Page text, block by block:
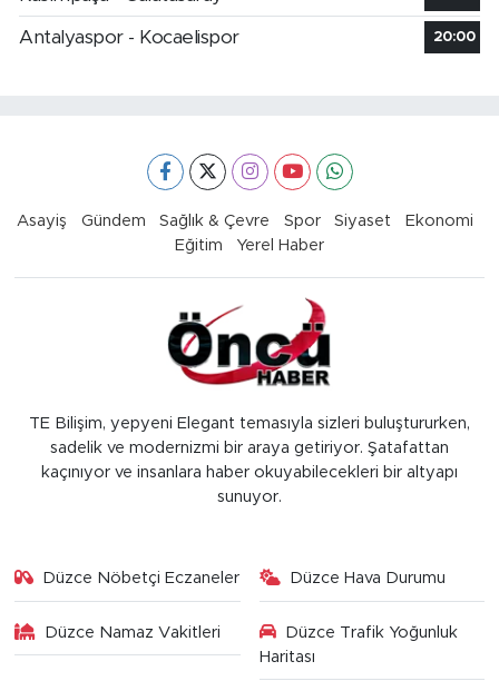
Antalyaspor - Kocaelispor 20:00
Asayiş Gündem Sağlık & Çevre Spor Siyaset
Ekonomi
Eğitim
Yerel Haber
TE Bilişim, yepyeni Elegant temasıyla sizleri buluştururken,
sadelik ve modernizmi bir araya getiriyor. Şatafattan
kaçınıyor ve insanlara haber okuyabilecekleri bir altyapı
sunuyor.
Düzce Nöbetçi Eczaneler Düzce Hava Durumu
Düzce Namaz Vakitleri
Düzce Trafik Yoğunluk
Haritası